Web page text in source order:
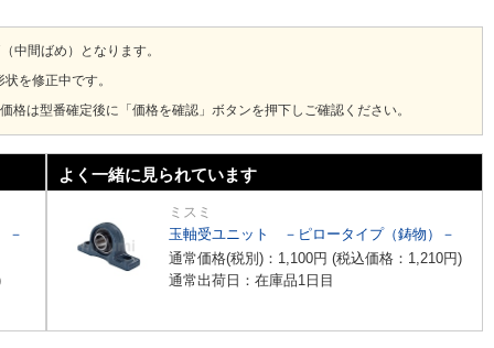
中間ばめ）となります。
を修正中です。
格は型番確定後に「価格を確認」ボタンを押下しご確認ください。
－
よく一緒に見られています
ミスミ
玉軸受ユニット －ピロータイプ（鋳物）－
通常価格(税別)： 1,100円 (税込価格： 1,210円)
通常出荷日：在庫品1日目